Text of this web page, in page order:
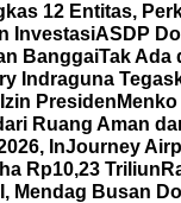
12 Entitas,
InvestasiASDP
BanggaiTak Ada
Indraguna
Presiden
Ruang Aman
InJourney
Rp10,23 Triliun
Mendag Busan